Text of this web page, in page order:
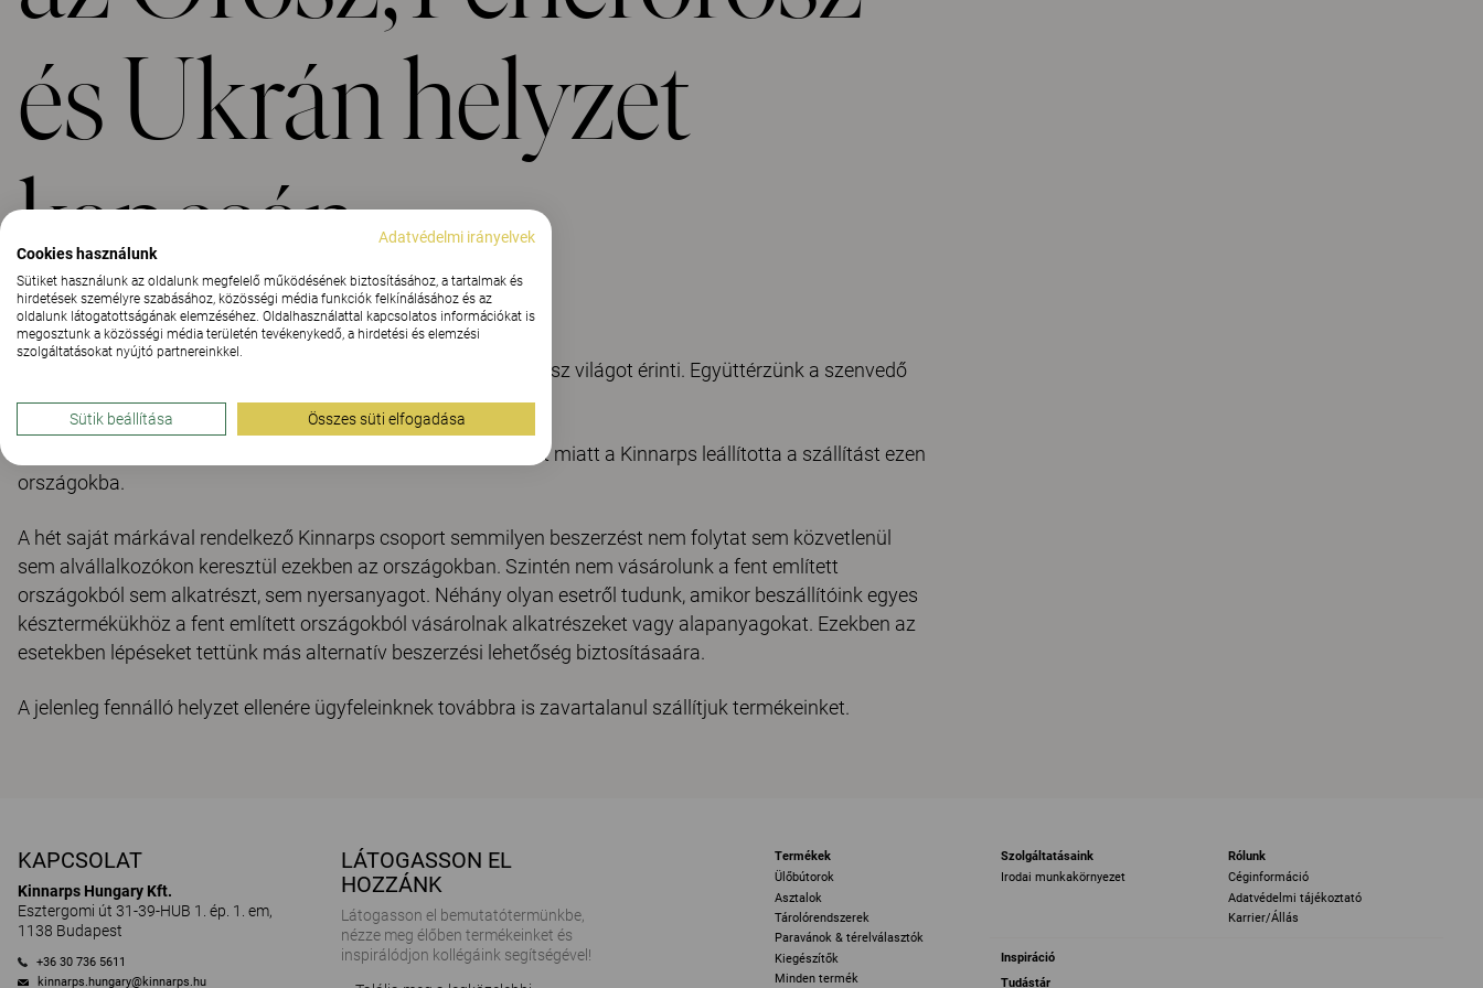
és Ukrán helyzet
kapcsán
Az Ukrajnában pusztító háború okozta emberi tragédia az egész világot érinti. Együttérzünk a szenvedő
emberek millióival.
A jelenlegi oroszországi, fehéroroszországi és ukrajnai helyzet miatt a Kinnarps leállította a szállítást ezen
országokba.
A hét saját márkával rendelkező Kinnarps csoport semmilyen beszerzést nem folytat sem közvetlenül
sem alvállalkozókon keresztül ezekben az országokban. Szintén nem vásárolunk a fent említett
országokból sem alkatrészt, sem nyersanyagot. Néhány olyan esetről tudunk, amikor beszállítóink egyes
késztermékükhöz a fent említett országokból vásárolnak alkatrészeket vagy alapanyagokat. Ezekben az
esetekben lépéseket tettünk más alternatív beszerzési lehetőség biztosításaára.
A jelenleg fennálló helyzet ellenére ügyfeleinknek továbbra is zavartalanul szállítjuk termékeinket.
KAPCSOLAT
Kinnarps Hungary Kft.
Esztergomi út 31-39-HUB 1. ép. 1. em,
1138 Budapest
+36 30 736 5611
kinnarps.hungary@kinnarps.hu
LÁTOGASSON EL
HOZZÁNK
Látogasson el bemutatótermünkbe,
nézze meg élőben termékeinket és
inspirálódjon kollégáink segítségével!
Termékek
Ülőbútorok
Asztalok
Tárolórendszerek
Paravánok & térelválasztók
Kiegészítők
Minden termék
Szolgáltatásaink
Irodai munkakörnyezet
Rólunk
Céginformáció
Adatvédelmi tájékoztató
Karrier/Állás
Inspiráció
Tudástár
Adatvédelmi irányelvek
Cookies használunk
Sütiket használunk az oldalunk megfelelő működésének biztosításához, a tartalmak és
hirdetések személyre szabásához, közösségi média funkciók felkínálásához és az
oldalunk látogatottságának elemzéséhez. Oldalhasználattal kapcsolatos információkat is
megosztunk a közösségi média területén tevékenykedő, a hirdetési és elemzési
szolgáltatásokat nyújtó partnereinkkel.
Sütik beállítása Összes süti elfogadása